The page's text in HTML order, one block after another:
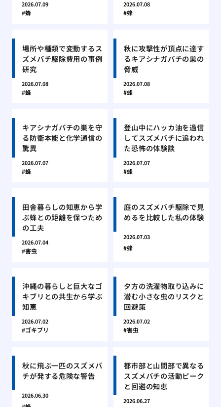
2026.07.09
蜂
2026.07.08
蜂
場所や種類で変動するス
ズメバチ駆除費用の事例
研究
2026.07.08
蜂
秋に攻撃性が頂点に達す
るキアシナガバチの巣の
脅威
2026.07.08
蜂
キアシナガバチの巣を守
る防衛本能と化学通信の
驚異
2026.07.07
蜂
登山中にハッカ油を過信
してスズメバチに追われ
た恐怖の体験談
2026.07.07
蜂
田舎暮らしの知恵から学
ぶ蜂との距離を保つため
の工夫
2026.07.04
害虫
庭のスズメバチ駆除で見
めるを比較した私の体験
2026.07.03
蜂
沖縄の暮らしと巨大なゴ
キブリとの共生から学ぶ
知恵
2026.07.02
ゴキブリ
夕方の洗濯物取り込みに
潜む小さな虫のリスクと
回避策
2026.07.02
害虫
秋に飛ぶ一匹のスズメバ
チが発する危険な警告
2026.06.30
都市部と山間部で異なる
スズメバチの活動ピーク
と回避の知恵
2026.06.27